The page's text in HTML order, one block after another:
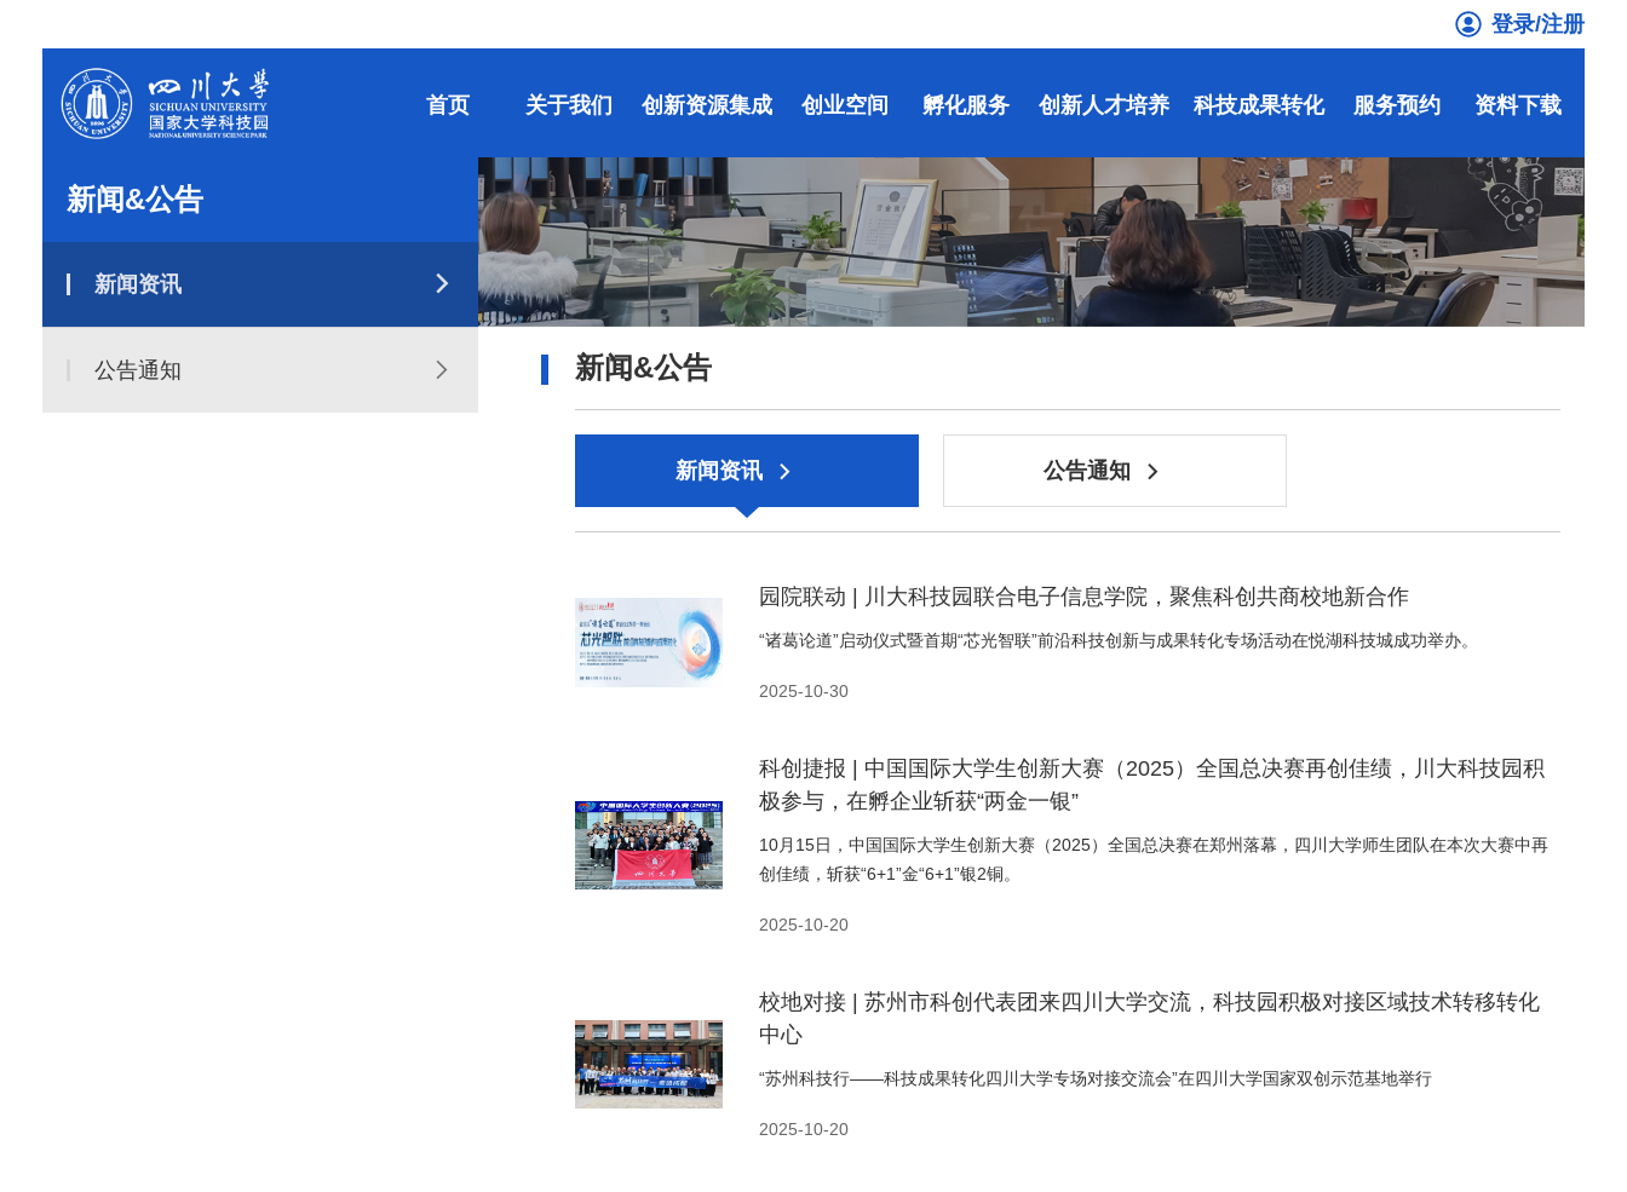
登录/注册
首页 关于我们 创新资源集成 创业空间 孵化服务 创新人才培养 科技成果转化 服务预约 资料下载
新闻&公告
新闻资讯
公告通知 新闻&公告
新闻资讯 公告通知
园院联动 | 川大科技园联合电子信息学院，聚焦科创共商校地新合作
“诸葛论道”启动仪式暨首期“芯光智联”前沿科技创新与成果转化专场活动在悦湖科技城成功举办。
2025-10-30
科创捷报 | 中国国际大学生创新大赛（2025）全国总决赛再创佳绩，川大科技园积
极参与，在孵企业斩获“两金一银”
10月15日，中国国际大学生创新大赛（2025）全国总决赛在郑州落幕，四川大学师生团队在本次大赛中再
创佳绩，斩获“6+1”金“6+1”银2铜。
2025-10-20
校地对接 | 苏州市科创代表团来四川大学交流，科技园积极对接区域技术转移转化
中心
“苏州科技行——科技成果转化四川大学专场对接交流会”在四川大学国家双创示范基地举行
2025-10-20